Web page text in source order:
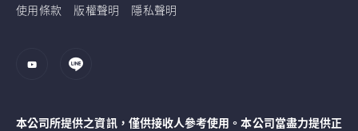
使用條款 版權聲明 隱私聲明
本公司所提供之資訊，僅供接收人參考使用。本公司當盡力提供正